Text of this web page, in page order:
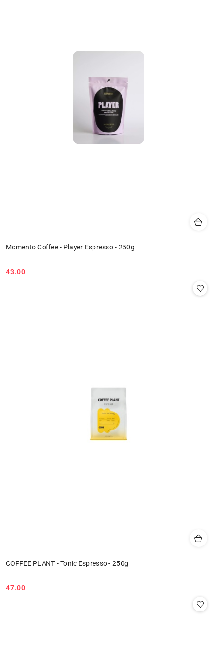
Momento Coffee - Player Espresso - 250g
Cena:
43.00
COFFEE PLANT - Tonic Espresso - 250g
Cena:
47.00